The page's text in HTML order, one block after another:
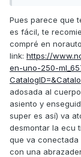
hablaron de
precio de más
sensor de
único que no
pieza, haber si
Pues parece que
es fácil, te
compré en
link: https://
en-uno-250-
adosada al
asiento y
super es así) va
desmontar la ecu
que va conectada
con una